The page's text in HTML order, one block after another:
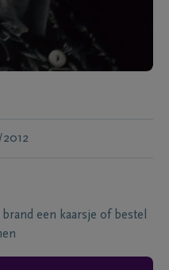
een kaarsje of bestel